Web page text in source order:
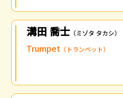
溝田 喬士 （ミゾタ タカシ）
Trumpet （トランペット）